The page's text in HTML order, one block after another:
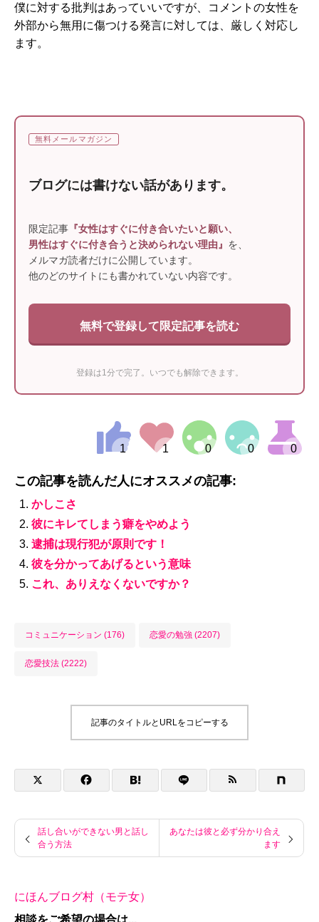
僕に対する批判はあっていいですが、コメントの女性を
外部から無用に傷つける発言に対しては、厳しく対応し
ます。
無料メールマガジン
ブログには書けない話があります。
限定記事 『女性はすぐに付き合いたいと願い、
男性はすぐに付き合うと決められない理由』 を、
メルマガ読者だけに公開しています。
他のどのサイトにも書かれていない内容です。
無料で登録して限定記事を読む
登録は1分で完了。いつでも解除できます。
この記事を読んだ人にオススメの記事:
かしこさ
彼にキレてしまう癖をやめよう
逮捕は現行犯が原則です！
彼を分かってあげるという意味
これ、ありえなくないですか？
コミュニケーション (176) 恋愛の勉強 (2207)
恋愛技法 (2222)
記事のタイトルとURLをコピーする
話し合いができない男と話し
合う方法
あなたは彼と必ず分かり合え
ます
にほんブログ村（モテ女）
相談をご希望の場合は...